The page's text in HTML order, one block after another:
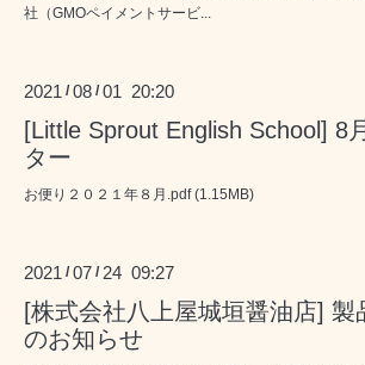
社（GMOペイメントサービ...
2021 /08 /01 20:20
[Little Sprout English School] 8
ター
お便り２０２１年８月.pdf (1.15MB)
2021 /07 / 24 09:27
[株式会社八上屋城垣醤油店] 製
のお知らせ